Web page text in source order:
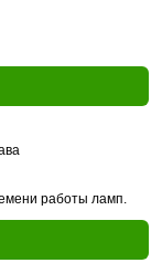
работы ламп.